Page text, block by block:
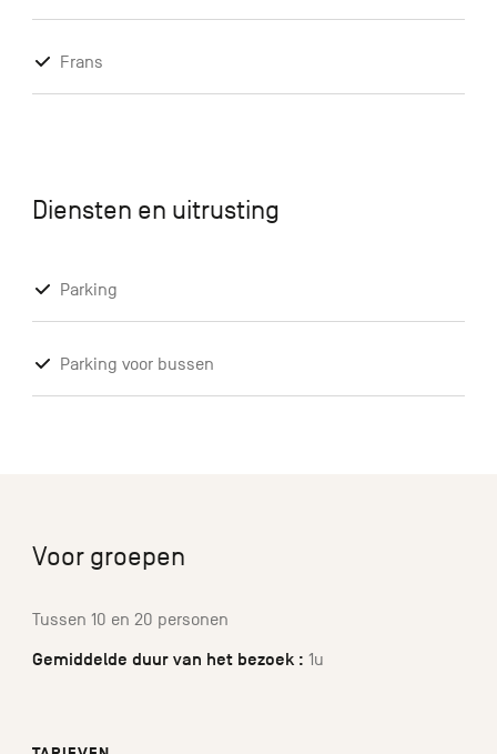
Frans
Diensten en uitrusting
Parking
Parking voor bussen
Voor groepen
Tussen 10 en 20 personen
Gemiddelde duur van het bezoek : 1u